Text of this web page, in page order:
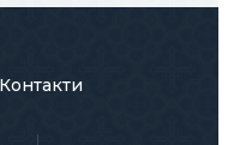
Контакти